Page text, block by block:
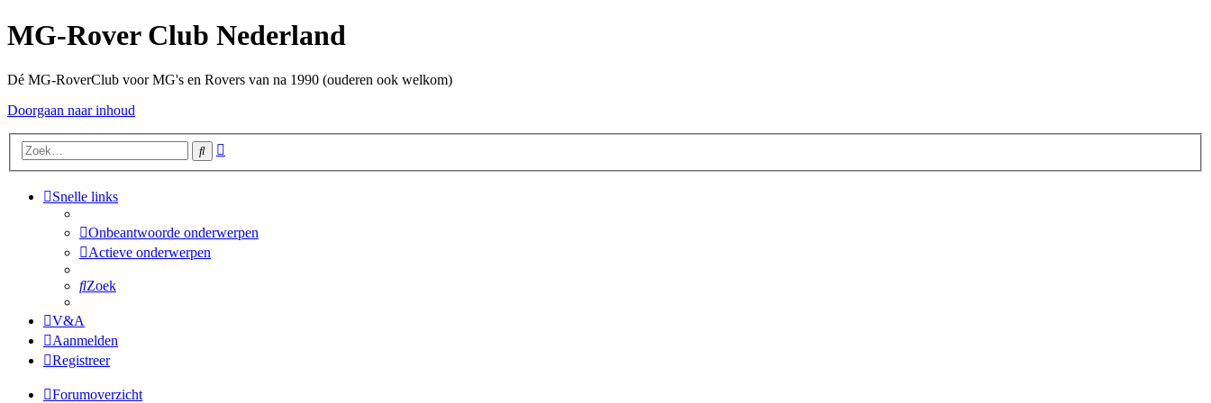
MG-Rover Club Nederland
Dé MG-RoverClub voor MG's en Rovers van na 1990 (ouderen ook welkom)
Doorgaan naar inhoud
Zoek
Snelle links
Onbeantwoorde onderwerpen
Actieve onderwerpen
Zoek
V&A
Aanmelden
Registreer
Forumoverzicht